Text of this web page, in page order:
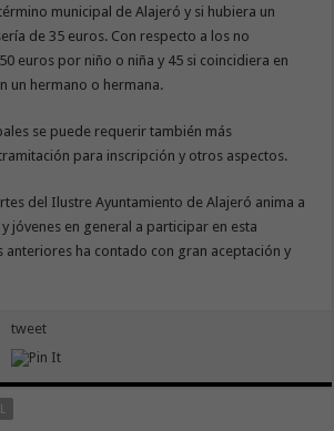
municipal de Alajeró y si hubiera un
de 35 euros. Con respecto a los no
euros por niño o niña y 45 si coincidiera en
un hermano o hermana.
se puede requerir también más
para inscripción y otros aspectos.
del Ilustre Ayuntamiento de Alajeró anima a
jóvenes en general a participar en esta
anteriores ha contado con gran aceptación y
tweet